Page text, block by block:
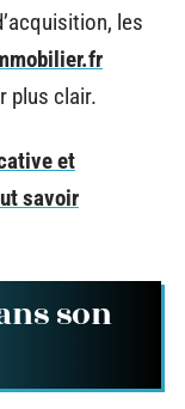
les
plus clair.
et
savoir
son